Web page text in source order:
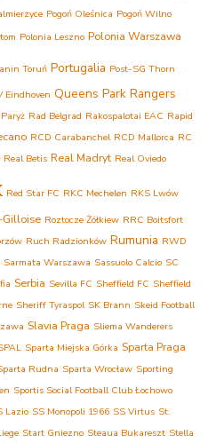
Pogoń Oleśnica Pogoń Wilno
Polonia Leszno Polonia Warszawa
Toruń Portugalia Post-SG Thorn
Eindhoven Queens Park Rangers
Rad Belgrad Rakospalotai EAC Rapid
RCD Carabanchel RCD Mallorca RC
Real Betis Real Madryt Real Oviedo
Red Star FC RKC Mechelen RKS Lwów
Gilloise Roztocze Żółkiew RRC Boitsfort
Ruch Radzionków Rumunia RWD
Sarmata Warszawa Sassuolo Calcio SC
Serbia Sevilla FC Sheffield FC Sheffield
Sheriff Tyraspol SK Brann Skeid Football
Slavia Praga Sliema Wanderers
Sparta Miejska Górka Sparta Praga
Rudna Sparta Wrocław Sporting
Sportis Social Football Club Łochowo
Lazio SS Monopoli 1966 SS Virtus St.
Start Gniezno Steaua Bukareszt Stella